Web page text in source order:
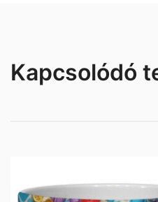
Kapcsolódó